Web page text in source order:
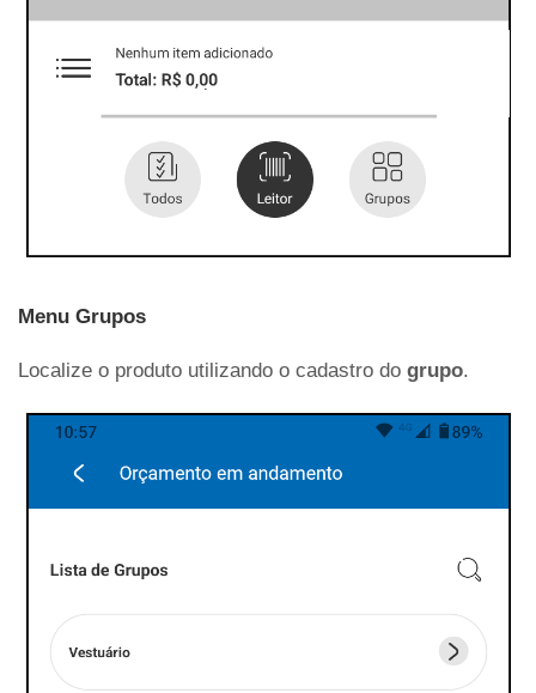
Menu Grupos
Localize o produto utilizando o cadastro do grupo.